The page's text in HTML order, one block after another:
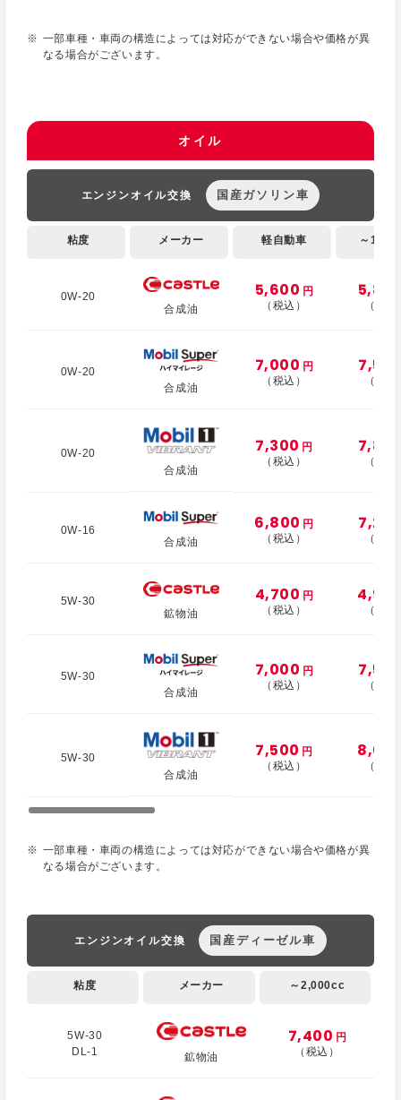
一部車種・車両の構造によっては対応ができない場合や価格が異
なる場合がございます。
オイル
エンジンオイル交換 国産ガソリン車
粘度 メーカー 軽自動車 ～
0W-20
合成油
5,600 円
（税込）
（税
0W-20
合成油
7,000 円
（税込）
（税
0W-20
合成油
7,300 円
（税込）
（税
0W-16
合成油
6,800 円
（税込）
（税
5W-30
鉱物油
4,700 円
（税込）
（税
5W-30
合成油
7,000 円
（税込）
（税
5W-30
合成油
7,500 円
（税込）
（税
一部車種・車両の構造によっては対応ができない場合や価格が異
なる場合がございます。
エンジンオイル交換 国産ディーゼル車
粘度 メーカー ～2,000cc
5W-30
DL-1
鉱物油
7,400 円
（税込）